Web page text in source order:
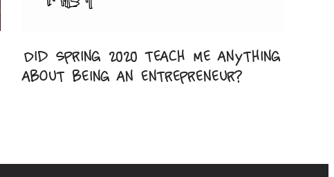
Did spring 2020 teach me anything
about being an entrepreneur?